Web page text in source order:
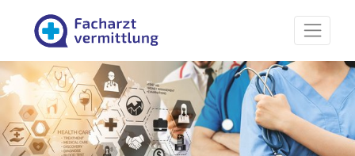
Facharztvermittlung